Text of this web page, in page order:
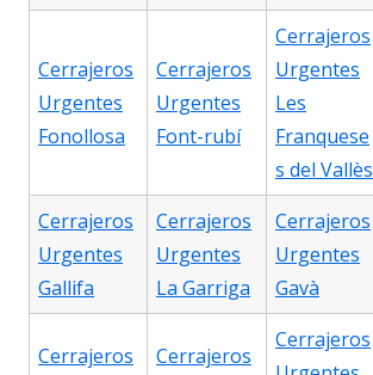
Cerrajeros
Urgentes
Fonollosa
Cerrajeros
Urgentes
Font-rubí
Cerrajeros
Urgentes
Les
Franquese
s del Vallès
Cerrajeros
Urgentes
Gallifa
Cerrajeros
Urgentes
La Garriga
Cerrajeros
Urgentes
Gavà
Cerrajeros
Cerrajeros
Cerrajeros